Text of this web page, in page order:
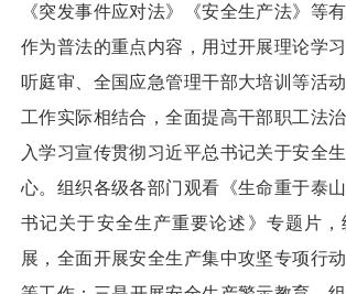
《突发事件应对法》《安全生产法》等
作为普法的重点内容，用过开展理论学
听庭审、全国应急管理干部大培训等活
工作实际相结合，全面提高干部职工法
入学习宣传贯彻习近平总书记关于安全
心。组织各级各部门观看《生命重于泰
书记关于安全生产重要论述》专题片
展，全面开展安全生产集中攻坚专项行